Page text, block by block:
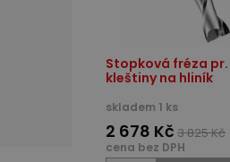
Stopková fréza pr.
kleštiny na hliník
skladem 1 ks
2 678 Kč 3 825 Kč
cena bez DPH